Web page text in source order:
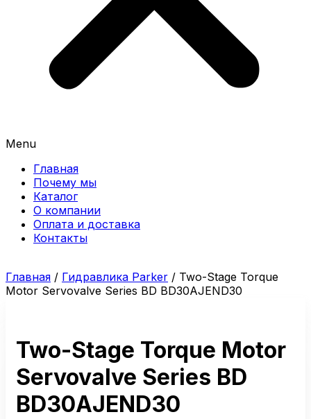
Menu
Главная
Почему мы
Каталог
О компании
Оплата и доставка
Контакты
Главная / Гидравлика Parker / Two-Stage Torque
Motor Servovalve Series BD BD30AJEND30
Two-Stage Torque Motor
Servovalve Series BD
BD30AJEND30